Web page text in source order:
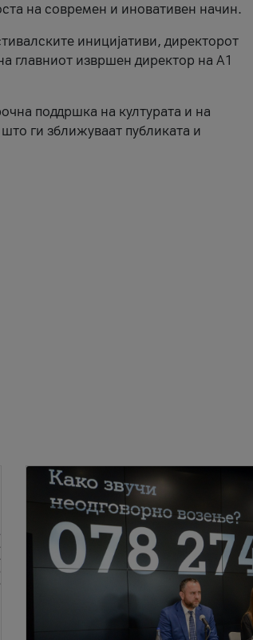
на современ и иновативен начин.
иницијативи, директорот
главниот извршен директор на A1
поддршка на културата и на
ги зближуваат публиката и